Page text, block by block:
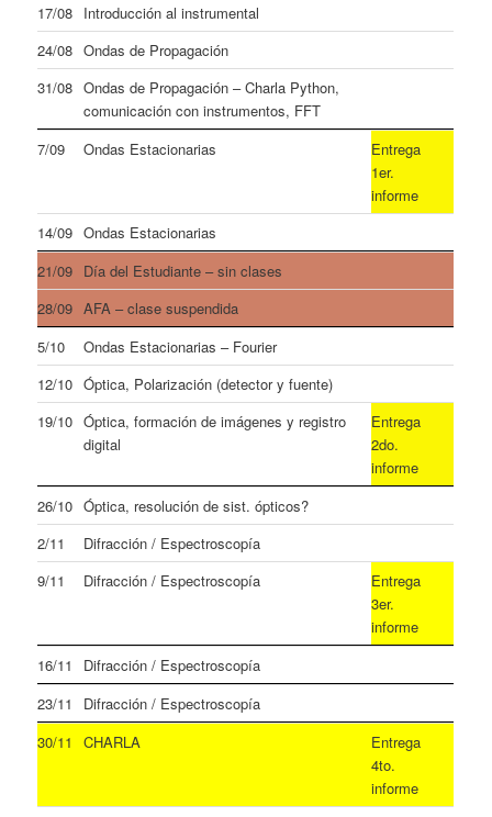
17/08 Introducción al instrumental
24/08 Ondas de Propagación
31/08 Ondas de Propagación – Charla Python,
comunicación con instrumentos, FFT
7/09
Ondas Estacionarias
Entrega
1er.
informe
14/09 Ondas Estacionarias
21/09 Día del Estudiante – sin clases
28/09 AFA – clase suspendida
5/10
Ondas Estacionarias – Fourier
12/10 Óptica, Polarización (detector y fuente)
19/10 Óptica, formación de imágenes y registro
digital
Entrega
2do.
informe
26/10 Óptica, resolución de sist. ópticos?
2/11
Difracción / Espectroscopía
9/11
Difracción / Espectroscopía
Entrega
3er.
informe
16/11
Difracción / Espectroscopía
23/11
Difracción / Espectroscopía
30/11
CHARLA
Entrega
4to.
informe